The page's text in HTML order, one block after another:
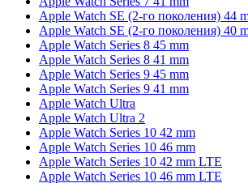
Apple Watch SE (2-го поколения) 44
Apple Watch SE (2-го поколения) 40
Apple Watch Series 8 45 mm
Apple Watch Series 8 41 mm
Apple Watch Series 9 45 mm
Apple Watch Series 9 41 mm
Apple Watch Ultra
Apple Watch Ultra 2
Apple Watch Series 10 42 mm
Apple Watch Series 10 46 mm
Apple Watch Series 10 42 mm LTE
Apple Watch Series 10 46 mm LTE